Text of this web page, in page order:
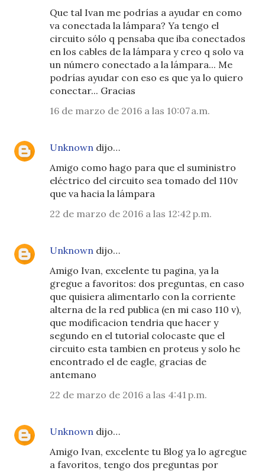
Que tal Ivan me podrías a ayudar en como
va conectada la lámpara? Ya tengo el
circuito sólo q pensaba que iba conectados
en los cables de la lámpara y creo q solo va
un número conectado a la lámpara... Me
podrías ayudar con eso es que ya lo quiero
conectar... Gracias
16 de marzo de 2016 a las 10:07 a.m.
Unknown dijo…
Amigo como hago para que el suministro
eléctrico del circuito sea tomado del 110v
que va hacia la lámpara
22 de marzo de 2016 a las 12:42 p.m.
Unknown dijo…
Amigo Ivan, excelente tu pagina, ya la
gregue a favoritos: dos preguntas, en caso
que quisiera alimentarlo con la corriente
alterna de la red publica (en mi caso 110 v),
que modificacion tendria que hacer y
segundo en el tutorial colocaste que el
circuito esta tambien en proteus y solo he
encontrado el de eagle, gracias de
antemano
22 de marzo de 2016 a las 4:41 p.m.
Unknown dijo…
Amigo Ivan, excelente tu Blog ya lo agregue
a favoritos, tengo dos preguntas por